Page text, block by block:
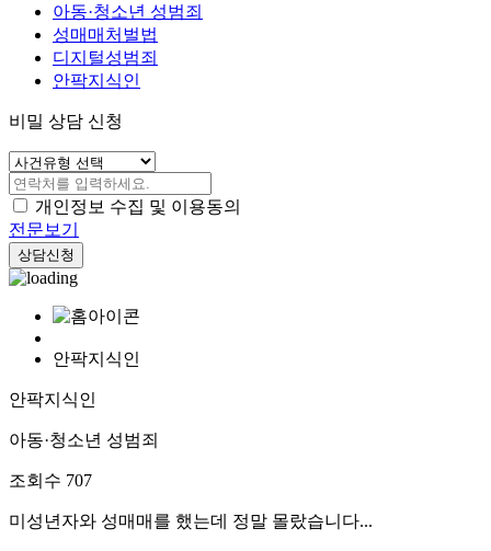
아동·청소년 성범죄
성매매처벌법
디지털성범죄
안팍지식인
비밀 상담 신청
개인정보 수집 및 이용동의
전문보기
상담신청
안팍지식인
안팍지식인
아동·청소년 성범죄
조회수 707
미성년자와 성매매를 했는데 정말 몰랐습니다...